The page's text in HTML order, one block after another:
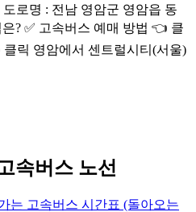
로명 : 전남 영암군 영암읍 동
? ✅ 고속버스 예매 방법 👈 클
릭 영암에서 센트럴시티(서울)
속버스 노선
는 고속버스 시간표 (돌아오는